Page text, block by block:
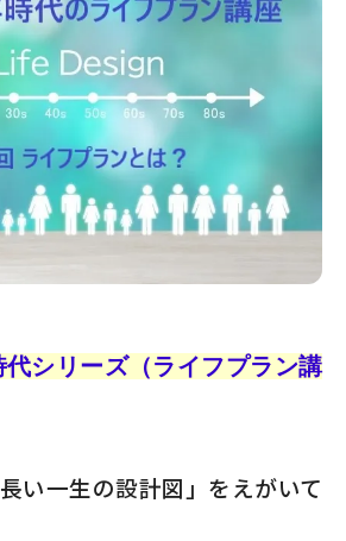
代シリーズ（ライフプラン講
い一生の設計図」をえがいて